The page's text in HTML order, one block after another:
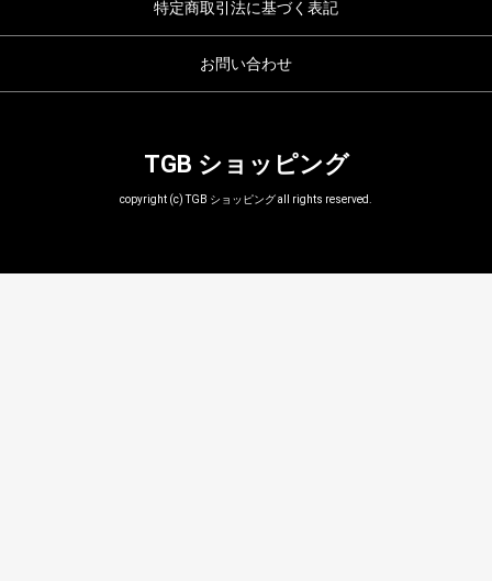
特定商取引法に基づく表記
お問い合わせ
TGB ショッピング
copyright (c) TGB ショッピング all rights reserved.